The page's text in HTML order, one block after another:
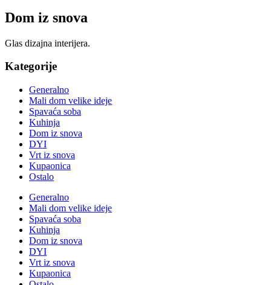
Dom iz snova
Glas dizajna interijera.
Kategorije
Generalno
Mali dom velike ideje
Spavaća soba
Kuhinja
Dom iz snova
DYI
Vrt iz snova
Kupaonica
Ostalo
Generalno
Mali dom velike ideje
Spavaća soba
Kuhinja
Dom iz snova
DYI
Vrt iz snova
Kupaonica